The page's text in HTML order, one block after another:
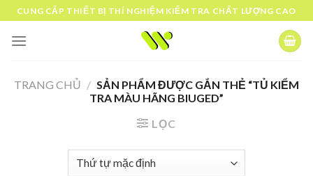
Skip
to
content
CUNG CẤP THIẾT BỊ THÍ NGHIỆM KIỂM TRA CHẤT LƯỢNG CAO
TRANG CHỦ / SẢN PHẨM ĐƯỢC GẮN THẺ “TỦ KIỂM
TRA MÀU HÃNG BIUGED”
LỌC